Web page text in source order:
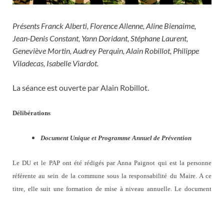
Présents Franck Alberti, Florence Allenne, Aline Bienaime,
Jean-Denis Constant, Yann Doridant, Stéphane Laurent,
Geneviève Mortin, Audrey Perquin, Alain Robillot, Philippe
Viladecas, Isabelle Viardot.
La séance est ouverte par Alain Robillot.
Délibérations
Document Unique et Programme Annuel de Prévention
Le DU et le PAP ont été rédigés par Anna Paignot qui est la personne
référente au sein de la commune sous la responsabilité du Maire. A ce
titre, elle suit une formation de mise à niveau annuelle. Le document